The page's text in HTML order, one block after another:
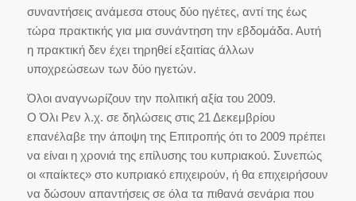
συναντήσεις ανάμεσα στους δύο ηγέτες, αντί της έως
τώρα πρακτικής για μια συνάντηση την εβδομάδα. Αυτή
η πρακτική δεν έχει τηρηθεί εξαιτίας άλλων
υποχρεώσεων των δύο ηγετών.
Όλοι αναγνωρίζουν την πολιτική αξία του 2009.
Ο Όλι Ρεν λ.χ. σε δηλώσεις στις 21 Δεκεμβρίου
επανέλαβε την άποψη της Επιτροπής ότι το 2009 πρέπει
να είναι η χρονιά της επίλυσης του κυπριακού. Συνεπώς
οι «παίκτες» στο κυπριακό επιχειρούν, ή θα επιχειρήσουν
να δώσουν απαντήσεις σε όλα τα πιθανά σενάρια που